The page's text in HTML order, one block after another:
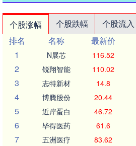
个股涨幅 个股跌幅 个股流入
排名
名称 最新价
1
N展芯 116.52
2 锐翔智能 110.02
3 志特新材 14.8
4 博腾股份 20.44
5 近岸蛋白 46.72
6 毕得医药 61.6
7 五洲医疗 83.62